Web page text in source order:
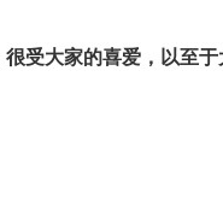
受大家的喜爱， 以至